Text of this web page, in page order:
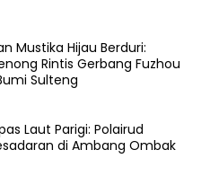
Mustika Hijau Berduri:
Rintis Gerbang Fuzhou
Sulteng
Laut Parigi: Polairud
di Ambang Ombak